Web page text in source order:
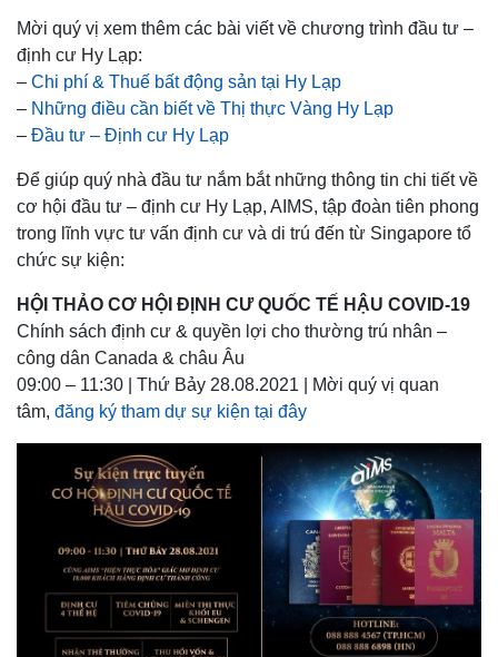
Mời quý vị xem thêm các bài viết về chương trình đầu tư –
định cư Hy Lạp:
– Chi phí & Thuế bất động sản tại Hy Lạp
– Những điều cần biết về Thị thực Vàng Hy Lạp
– Đầu tư – Định cư Hy Lạp
Để giúp quý nhà đầu tư nắm bắt những thông tin chi tiết về
cơ hội đầu tư – định cư Hy Lạp, AIMS, tập đoàn tiên phong
trong lĩnh vực tư vấn định cư và di trú đến từ Singapore tổ
chức sự kiện:
HỘI THẢO CƠ HỘI ĐỊNH CƯ QUỐC TẾ HẬU COVID-19
Chính sách định cư & quyền lợi cho thường trú nhân –
công dân Canada & châu Âu
09:00 – 11:30 | Thứ Bảy 28.08.2021 | Mời quý vị quan
tâm, đăng ký tham dự sự kiện tại đây